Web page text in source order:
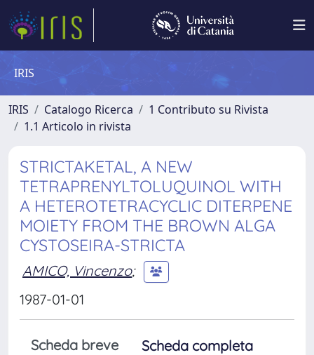
IRIS
IRIS Catalogo Ricerca
1 Contributo su Rivista
1.1 Articolo in rivista
STRICTAKETAL, A NEW
TETRAPRENYLTOLUQUINOL WITH
A HETEROTETRACYCLIC DITERPENE
MOIETY FROM THE BROWN ALGA
CYSTOSEIRA-STRICTA
AMICO, Vincenzo;
1987-01-01
Scheda breve
Scheda completa